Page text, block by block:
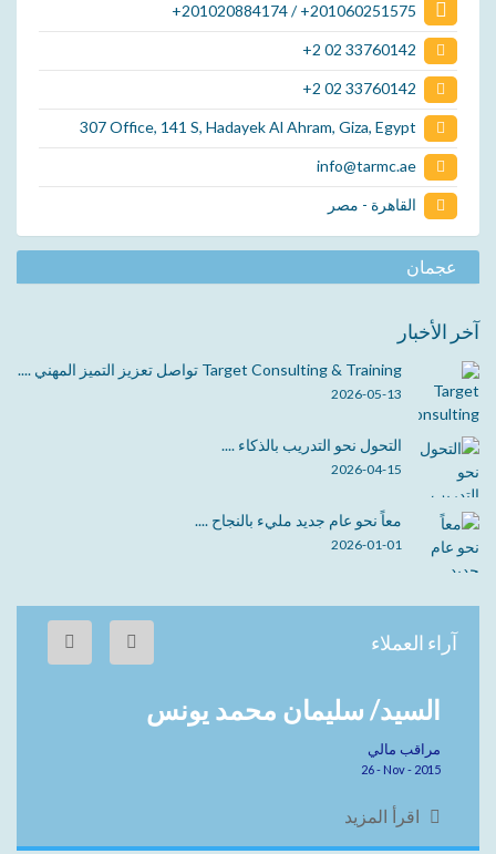
+201020884174 / +201060251575
+2 02 33760142
+2 02 33760142
307 Office, 141 S, Hadayek Al Ahram, Giza, Egypt
info@tarmc.ae
القاهرة - مصر
عجمان
آخر الأخبار
Target Consulting & Training تواصل تعزيز التميز المهني ....
2026-05-13
التحول نحو التدريب بالذكاء ....
2026-04-15
معاً نحو عام جديد مليء بالنجاح ....
2026-01-01
آراء العملاء
السيد/ سليمان محمد يونس
مراقب مالي
26 - Nov - 2015
اقرأ المزيد